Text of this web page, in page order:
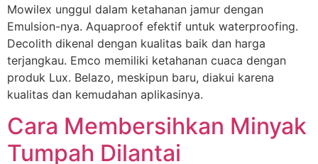
Mowilex unggul dalam ketahanan jamur dengan
Emulsion-nya. Aquaproof efektif untuk waterproofing.
Decolith dikenal dengan kualitas baik dan harga
terjangkau. Emco memiliki ketahanan cuaca dengan
produk Lux. Belazo, meskipun baru, diakui karena
kualitas dan kemudahan aplikasinya.
Cara Membersihkan Minyak
Tumpah Dilantai